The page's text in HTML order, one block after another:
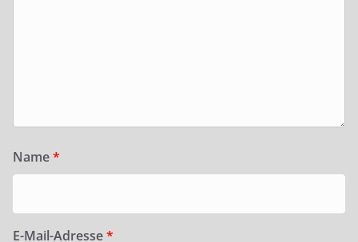
Name*
E-Mail-Adresse*